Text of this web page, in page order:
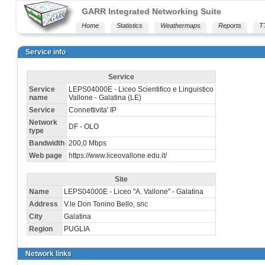
GARR Integrated Networking Suite
Home
Statistics Weathermaps Reports
Service info
Service
Service
name
LEPS04000E - Liceo Scientifico e Linguistico
Vallone - Galatina (LE)
Service
Connettivita' IP
Network
type
DF - OLO
Bandwidth 200,0 Mbps
Web page
https://www.liceovallone.edu.it/
Site
Name
LEPS04000E - Liceo "A. Vallone" - Galatina
Address
V.le Don Tonino Bello, snc
City
Galatina
Region
PUGLIA
Network links